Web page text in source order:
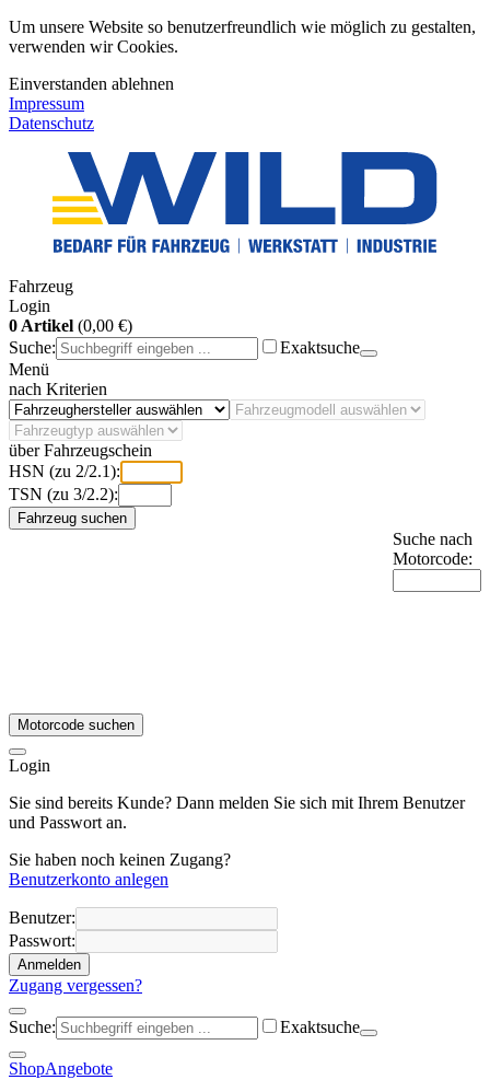
Um unsere Website so benutzerfreundlich wie möglich zu gestalten,
verwenden wir Cookies.
Einverstanden ablehnen
Impressum
Datenschutz
Fahrzeug
Login
0 Artikel (0,00 €)
Suche:
Exaktsuche
Menü
nach Kriterien
über Fahrzeugschein
HSN (zu 2/2.1):
TSN (zu 3/2.2):
Fahrzeug suchen
Suche nach
Motorcode:
Motorcode suchen
Login
Sie sind bereits Kunde? Dann melden Sie sich mit Ihrem Benutzer
und Passwort an.
Sie haben noch keinen Zugang?
Benutzerkonto anlegen
Benutzer:
Passwort:
Anmelden
Zugang vergessen?
Suche: Exaktsuche
ShopAngebote